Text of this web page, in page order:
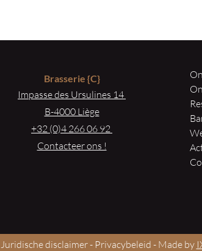
Brasserie{C}
Impasse des Ursulines 14
B-4000 Liège
+32 (0)4 266 06 92
Contacteer ons !
Juridische disclaimer- Privacybeleid - Made by